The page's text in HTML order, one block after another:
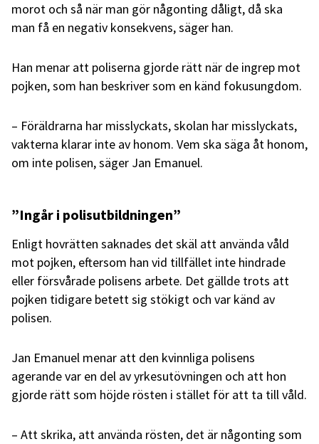
morot och så när man gör någonting dåligt, då ska
man få en negativ konsekvens, säger han.
Han menar att poliserna gjorde rätt när de ingrep mot
pojken, som han beskriver som en känd fokusungdom.
– Föräldrarna har misslyckats, skolan har misslyckats,
vakterna klarar inte av honom. Vem ska säga åt honom,
om inte polisen, säger Jan Emanuel.
”Ingår i polisutbildningen”
Enligt hovrätten saknades det skäl att använda våld
mot pojken, eftersom han vid tillfället inte hindrade
eller försvårade polisens arbete. Det gällde trots att
pojken tidigare betett sig stökigt och var känd av
polisen.
Jan Emanuel menar att den kvinnliga polisens
agerande var en del av yrkesutövningen och att hon
gjorde rätt som höjde rösten i stället för att ta till våld.
– Att skrika, att använda rösten, det är någonting som